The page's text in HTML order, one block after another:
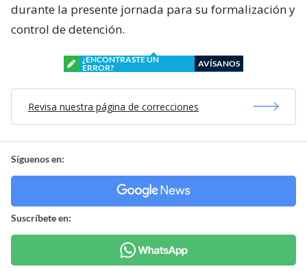
durante la presente jornada para su formalización y
control de detención.
¿ENCONTRASTE UN
ERROR?
AVÍSANOS
Revisa nuestra página de correcciones
Síguenos en:
Suscríbete en: